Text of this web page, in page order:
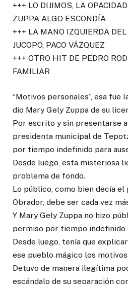
+++ LO DIJIMOS, LA
ZUPPA ALGO ESCONDÍA
+++ LA MANO IZQUIERDA
JUCOPO, PACO VÁZQUEZ
+++ OTRO HIT DE PEDRO
FAMILIAR
“Motivos personales”, esa fue
dio Mary Gely Zuppa de su
Por escrito y sin presentarse
presidenta municipal de
por tiempo indefinido para
Desde luego, esta misteriosa
problema de fondo.
Lo público, como bien decía
Obrador, debe ser cada vez
Y Mary Gely Zuppa no hizo
permiso por tiempo indefinido
Desde luego, tenía que
ese pueblo mágico los
Detuvo de manera ilegítima
escándalo de su separación